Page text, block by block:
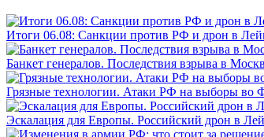
Итоги 06.08: Санкции против РФ и дрон в
Банкет генералов. Последствия взрыва в
Грязные технологии. Атаки РФ на выборы во
Эскалация для Европы. Российский дрон в